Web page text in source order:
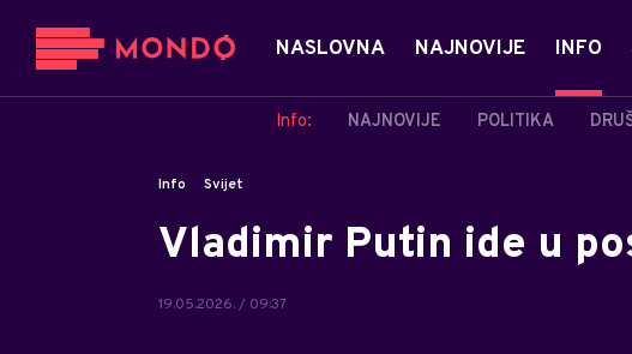
NASLOVNA NAJNOVIJE INFO
Info: NAJNOVIJE POLITIKA
Info Svijet
Vladimir Putin ide u
19.05.2026. / 09:37